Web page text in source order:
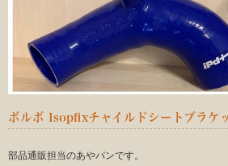
ボルボ Isopfixチャイルドシートブラケ
部品通販担当のあやパンです。